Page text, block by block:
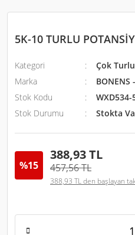
5K-10 TURLU
Kategori
Çok
Marka
BONENS
Stok Kodu
WXD534-
Stok Durumu
Stokta
%15
388,93 TL
457,56 TL
388,93 TL den başlayan